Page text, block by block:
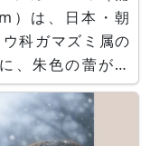
は、日本・朝
科ガマズミ属の
、朱色の蕾が開
かせます。10月
その後、暗紫色
などに使われま